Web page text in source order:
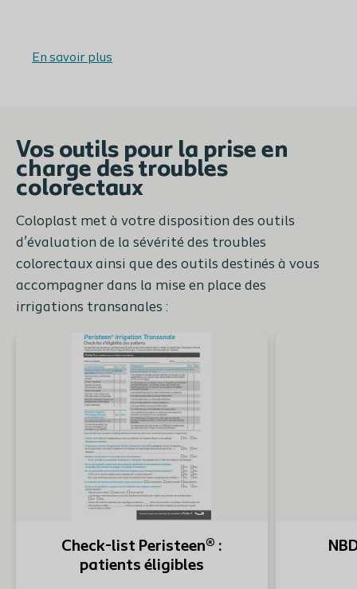
En savoir plus
Vos outils pour la prise en
charge des troubles
colorectaux
Coloplast met à votre disposition des outils
d’évaluation de la sévérité des troubles
colorectaux ainsi que des outils destinés à vous
accompagner dans la mise en place des
irrigations transanales :
Check-list Peristeen® :
patients éligibles